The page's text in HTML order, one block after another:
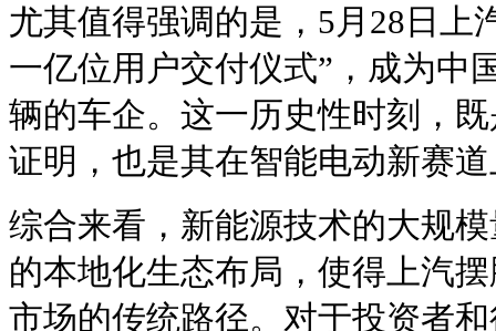
尤其值得强调的是，5月28日上
一亿位用户交付仪式”，成为中
辆的车企。这一历史性时刻，
证明，也是其在智能电动新赛
综合来看，新能源技术的大规
的本地化生态布局，使得上汽
市场的传统路径。对于投资者